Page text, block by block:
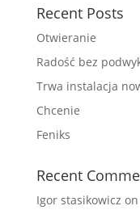
Recent Posts
Otwieranie
Radość bez
Trwa instalacja
Chcenie
Feniks
Recent
Igor stasikowicz on